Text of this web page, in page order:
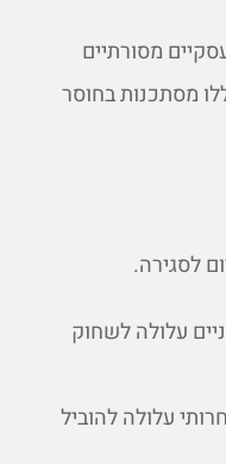
מסורתיים
מסתכנות בחוסר
לסגירה.
עלולה לשחוק
עלולה להוביל